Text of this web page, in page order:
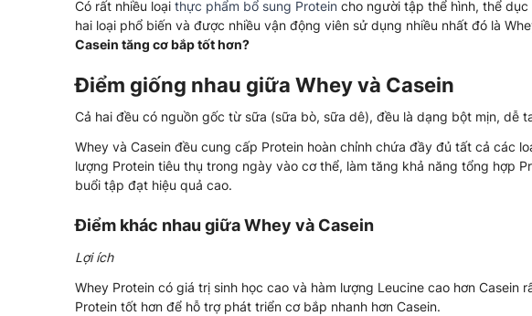
Có rất nhiều loại thực phẩm bổ sung Protein cho người tập thể hình, thể
hai loại phổ biến và được nhiều vận động viên sử dụng nhiều nhất đó là
Casein tăng cơ bắp tốt hơn?
Điểm giống nhau giữa Whey và Casein
Cả hai đều có nguồn gốc từ sữa (sữa bò, sữa dê), đều là dạng bột mịn, dễ
Whey và Casein đều cung cấp Protein hoàn chỉnh chứa đầy đủ tất cả các
lượng Protein tiêu thụ trong ngày vào cơ thể, làm tăng khả năng tổng hợp
buổi tập đạt hiệu quả cao.
Điểm khác nhau giữa Whey và Casein
Lợi ích
Whey Protein có giá trị sinh học cao và hàm lượng Leucine cao hơn Casein
Protein tốt hơn để hỗ trợ phát triển cơ bắp nhanh hơn Casein.